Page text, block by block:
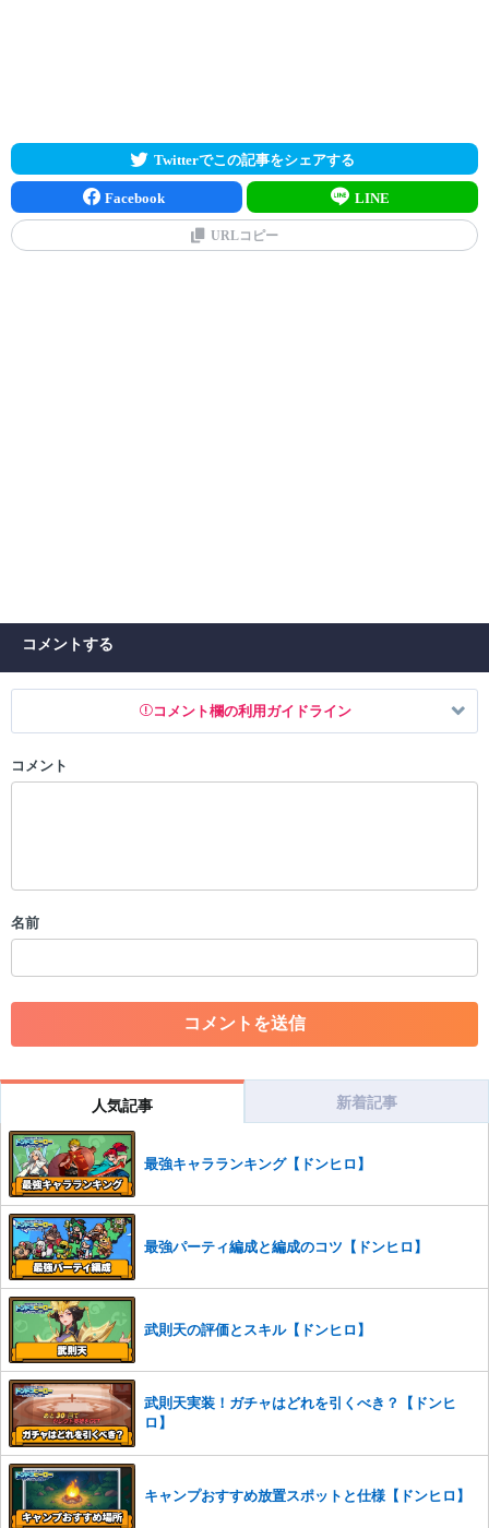
Twitterでこの記事をシェアする
Facebook LINE
URLコピー
コメントする
コメント欄の利用ガイドライン
以下の書き込みを禁止とし、場合によってはコメント削除や書き込み制
・一度削除された投稿を再び投稿すること
・アカウントの売買など金銭が絡む内容の投稿
・各ゲームのネタバレを含む内容の投稿
・その他、管理者が不適切と判断した投稿
だけますでしょうか。
コメントの削除を申請する
※投稿内容を確認後、順次対応さ
せていただきます。ご了承ください。
※一度削除したコメントは復元ができませんのでご注意くだ
さい。
また、過度な利用規約の違反や、弊社に損害の及ぶ内容の書き込みがあ
った場合は、法的措置をとらせていただく場合もございますので、あら
かじめご理解くださいませ。
コメント
名前
人気記事 新着記事
最強キャラランキング【ドンヒロ】
最強パーティ編成と編成のコツ【ドンヒロ】
武則天の評価とスキル【ドンヒロ】
武則天実装！ガチャはどれを引くべき？【ドンヒ
ロ】
キャンプおすすめ放置スポットと仕様【ドンヒロ】